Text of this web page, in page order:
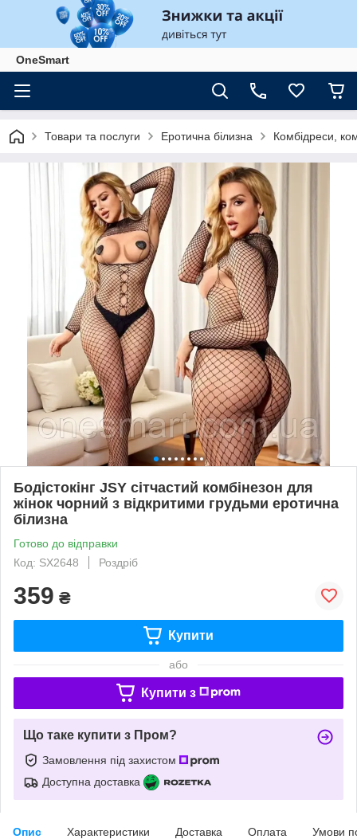
OneSmart
Товари та послуги Еротична білизна Комбідреси,
Бодістокінг JSY сітчастий комбінезон для
жінок чорний з відкритими грудьми еротична
білизна
Готово до відправки
Код: SX2648
Роздріб
359 ₴
Купити
або
Купити з
Що таке купити з Пром?
Замовлення під захистом
Доступна доставка
Опис Характеристики Доставка Оплата Умови